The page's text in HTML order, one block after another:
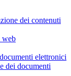
dei contenuti
web
elettronici
dei documenti